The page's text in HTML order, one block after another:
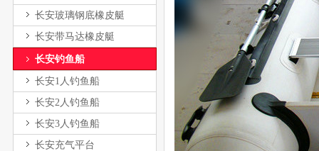
长安玻璃钢底橡皮艇
长安带马达橡皮艇
长安钓鱼船
长安1人钓鱼船
长安2人钓鱼船
长安3人钓鱼船
长安充气平台